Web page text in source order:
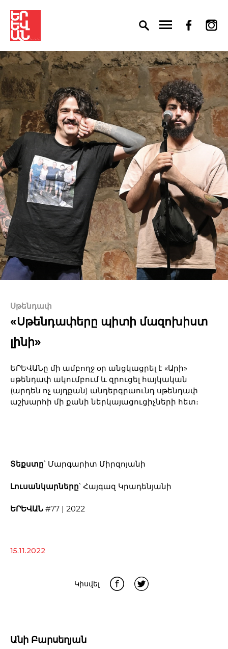
Սթենդափ
«Սթենդափերը պիտի մազոխիստ
լինի»
ԵՐԵՎԱՆը մի ամբողջ օր անցկացրել է «Արի»
սթենդափ ակումբում և զրուցել հայկական
(արդեն ոչ այդքան) անդերգրաունդ սթենդափ
աշխարհի մի քանի ներկայացուցիչների հետ։
Տեքստը՝ Մարգարիտ Միրզոյանի
Լուսանկարները՝ Հայգազ Կրադենյանի
ԵՐԵՎԱՆ #77 | 2022
15.11.2022
Կիսվել
Անի Բարսեղյան